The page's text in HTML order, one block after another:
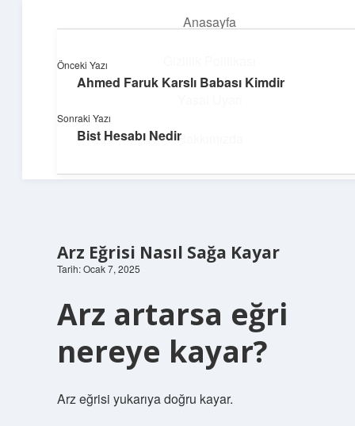
Anasayfa
Hakkımızda
Yaratıcı projelerle dünyanı inşa et!
Arz Eğrisi Nasıl Sağa Kayar
Tarih: Ocak 7, 2025
Arz artarsa eğri
nereye kayar?
Arz eğrisi yukarıya doğru kayar.
Önceki Yazı
Ahmed Faruk Karslı Babası Kimdir
Sonraki Yazı
Bist Hesabı Nedir